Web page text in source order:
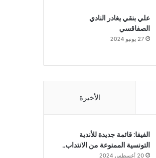
علي بنقي يغادر النادي
الصفاقسي
27 يونيو 2024
الأخيرة
الفيفا: قائمة جديدة للأندية
التونسية الممنوعة من الانتداب..
20 أغسطس 2024